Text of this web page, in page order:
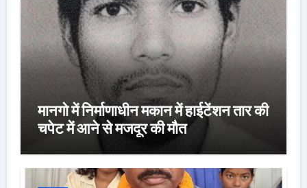
मानगो में निर्माणाधीन मकान में हाईटेंशन तार की
चपेट में आने से मजदूर की मौत